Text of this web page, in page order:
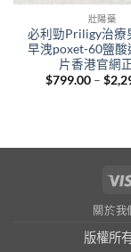
壯陽藥
必利勁Priligy治療
早洩poxet-60鹽酸
片香港官網
$799.00 – $
關於我
版權所